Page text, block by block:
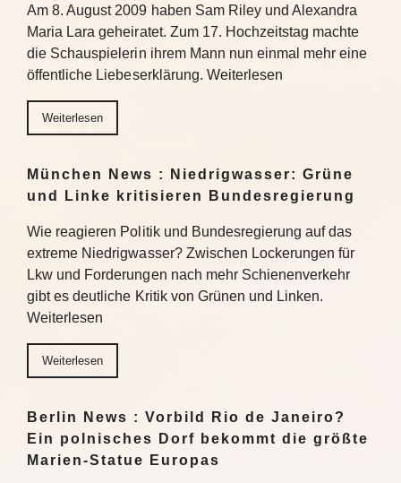
Am 8. August 2009 haben Sam Riley und Alexandra
Maria Lara geheiratet. Zum 17. Hochzeitstag machte
die Schauspielerin ihrem Mann nun einmal mehr eine
öffentliche Liebeserklärung. Weiterlesen
Weiterlesen
München News : Niedrigwasser: Grüne
und Linke kritisieren Bundesregierung
Wie reagieren Politik und Bundesregierung auf das
extreme Niedrigwasser? Zwischen Lockerungen für
Lkw und Forderungen nach mehr Schienenverkehr
gibt es deutliche Kritik von Grünen und Linken.
Weiterlesen
Weiterlesen
Berlin News : Vorbild Rio de Janeiro?
Ein polnisches Dorf bekommt die größte
Marien-Statue Europas